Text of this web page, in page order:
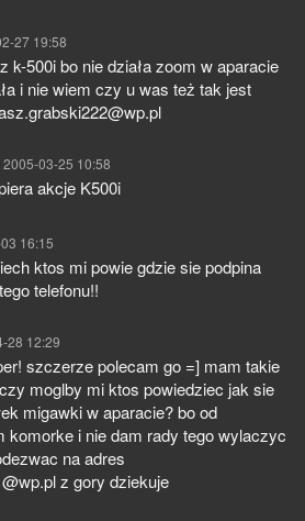
27 19:58
k-500i bo nie działa zoom w aparacie
i nie wiem czy u was też tak jest
pisze:
2005-03-25 10:58
akcje K500i
16:15
ktos mi powie gdzie sie podpina
telefonu!!
28 12:29
szczerze polecam go =] mam takie
moglby mi ktos powiedziec jak sie
migawki w aparacie? bo od
komorke i nie dam rady tego wylaczyc
na adres
z gory dziekuje